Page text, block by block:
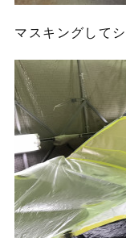
マスキングして